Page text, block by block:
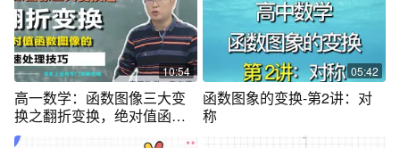
10:54
高一数学：函数图像三大变
换之翻折变换，绝对值函数
的处理技巧！
05:42
函数图象的变换-第2讲：对
称